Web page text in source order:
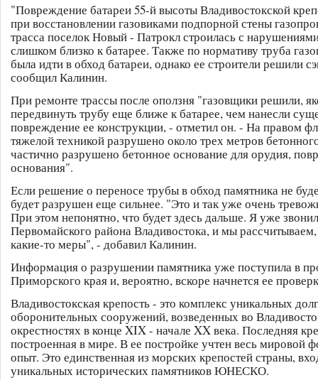
"Повреждение батареи 55-й высоты Владивостокской
при восстановлении газовиками подпорной стены
трасса поселок Новый - Патрокл строилась с
слишком близко к батарее. Также по нормативу труба
была идти в обход батареи, однако ее строители решили
сообщил Калинин.
При ремонте трассы после оползня "газовщики решили,
передвинуть трубу еще ближе к батарее, чем нанесли
повреждение ее конструкции, - отметил он. - На правом
тяжелой техникой разрушено около трех метров
частично разрушено бетонное основание для орудия,
основания".
Если решение о переносе трубы в обход памятника не
будет разрушен еще сильнее. "Это и так уже очень
При этом непонятно, что будет здесь дальше. Я уже
Первомайского района Владивостока, и мы
какие-то меры", - добавил Калинин.
Информация о разрушении памятника уже поступила в
Приморского края и, вероятно, вскоре начнется ее
Владивостокская крепость - это комплекс уникальных
оборонительных сооружений, возведенных во
окрестностях в конце XIX - начале XX века. Последняя
построенная в мире. В ее постройке учтен весь мировой
опыт. Это единственная из морских крепостей страны,
уникальных исторических памятников ЮНЕСКО.